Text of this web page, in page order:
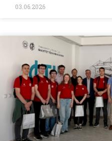
03.06.2026